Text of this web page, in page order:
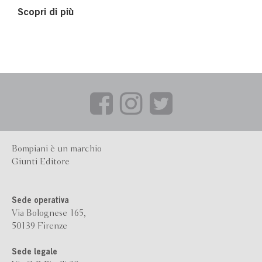
Scopri di più
Bompiani è un marchio
Giunti Editore
Sede operativa
Via Bolognese 165,
50139 Firenze
Sede legale